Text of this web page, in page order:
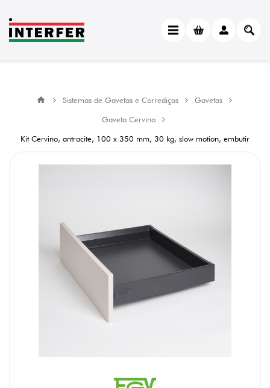
Sistemas de Gavetas e Corrediças
Gavetas
Gaveta Cervino
Kit Cervino, antracite, 100 x 350 mm, 30 kg, slow motion, embutir